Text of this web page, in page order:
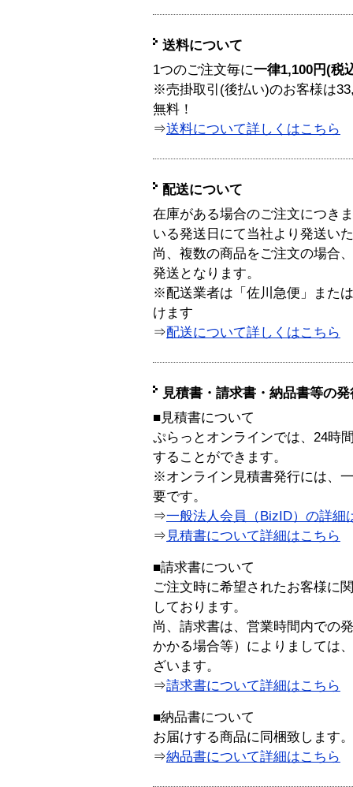
送料について
1つのご注文毎に一律1,100円(税
※売掛取引(後払い)のお客様は
無料！
⇒送料について詳しくはこちら
配送について
在庫がある場合のご注文につき
いる発送日にて当社より発送い
尚、複数の商品をご注文の場合
発送となります。
※配送業者は「佐川急便」また
けます
⇒配送について詳しくはこちら
見積書・請求書・納品書等の
■見積書について
ぷらっとオンラインでは、24時
することができます。
※オンライン見積書発行には、
要です。
⇒一般法人会員（BizID）の詳細
⇒ 見積書について詳細はこちら
■請求書について
ご注文時に希望されたお客様に
しております。
尚、請求書は、営業時間内での
かかる場合等）によりましては
ざいます。
⇒請求書について詳細はこちら
■納品書について
お届けする商品に同梱致します。
⇒納品書について詳細はこちら